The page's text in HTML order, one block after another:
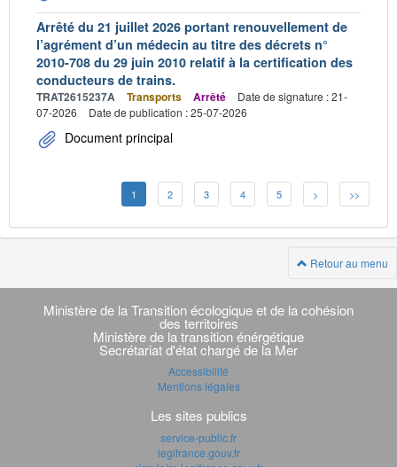
Arrêté du 21 juillet 2026 portant renouvellement de
l’agrément d’un médecin au titre des décrets n°
2010-708 du 29 juin 2010 relatif à la certification des
conducteurs de trains.
TRAT2615237A Transports Arrêté
Date de signature : 21-
07-2026
Date de publication : 25-07-2026
Document principal
1 2 3 4 5 > >>
Retour au menu
Navigation
transverse
Ministère de la Transition écologique et de la cohésion
des territoires
Ministère de la transition énérgétique
Secrétariat d'état chargé de la Mer
Accessibilité
Mentions légales
Les sites publics
service-public.fr
legifrance.gouv.fr